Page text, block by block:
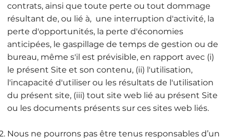
contrats, ainsi que toute perte ou tout dommage
résultant de, ou lié à, une interruption d'activité, la
perte d'opportunités, la perte d'économies
anticipées, le gaspillage de temps de gestion ou de
bureau, même s'il est prévisible, en rapport avec (i)
le présent Site et son contenu, (ii) l'utilisation,
l'incapacité d'utiliser ou les résultats de l'utilisation
du présent site, (iii) tout site web lié au présent Site
ou les documents présents sur ces sites web liés.
Nous ne pourrons pas être tenus responsables d’un